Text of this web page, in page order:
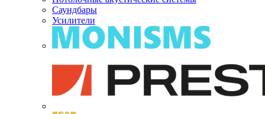
Саундбары
Усилители